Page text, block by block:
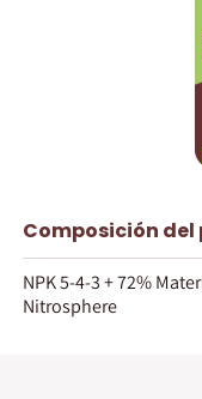
Composición
NPK 5-4-3 + 72%
Nitrosphere